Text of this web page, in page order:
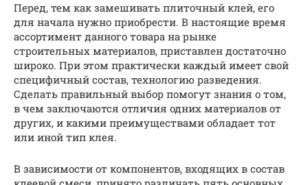
Перед, тем как замешивать плиточный клей, его
для начала нужно приобрести. В настоящие время
ассортимент данного товара на рынке
строительных материалов, приставлен достаточно
широко. При этом практически каждый имеет свой
специфичный состав, технологию разведения.
Сделать правильный выбор помогут знания о том,
в чем заключаются отличия одних материалов от
других, и какими преимуществами обладает тот
или иной тип клея.
В зависимости от компонентов, входящих в состав